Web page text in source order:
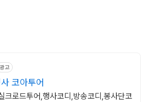
광고
코아투어
크로드투어,행사코디,방송코디,봉사단코